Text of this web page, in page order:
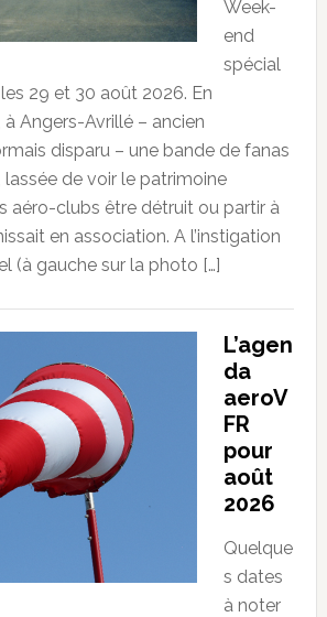
Week-
end
spécial
29 et 30 août 2026. En
Angers-Avrillé – ancien
disparu – une bande de fanas
lassée de voir le patrimoine
aéro-clubs être détruit ou partir à
en association. A l’instigation
(à gauche sur la photo […]
L’agen
da
aeroV
FR
pour
août
2026
Quelque
s dates
à noter